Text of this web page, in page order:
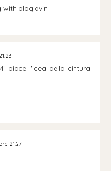
with bloglovin
piace l'idea della cintura
21:27